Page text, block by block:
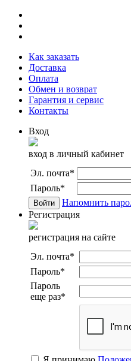
Как заказать
Доставка
Оплата
Обмен и возврат
Гарантия и сервис
Контакты
Вход
вход в личный кабинет
Эл. почта*
Пароль*
Напомнить
Регистрация
регистрация на сайте
Эл. почта*
Пароль*
Пароль
еще раз*